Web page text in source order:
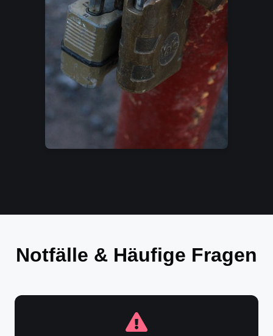
Notfälle & Häufige Fragen